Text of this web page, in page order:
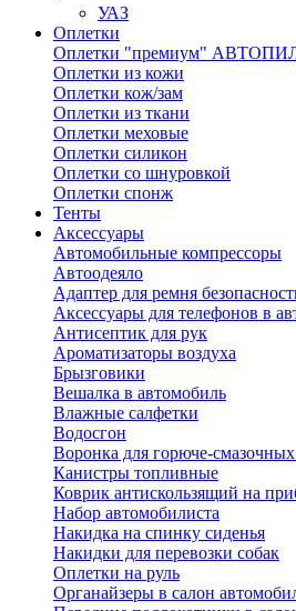
УАЗ
Оплетки
Оплетки "премиум"
Оплетки из кожи
Оплетки кож/зам
Оплетки из ткани
Оплетки меховые
Оплетки силикон
Оплетки со шнуровкой
Оплетки спонж
Тенты
Аксессуары
Автомобильные компрессоры
Автоодеяло
Адаптер для ремня
Аксессуары для телефонов в
Антисептик для рук
Ароматизаторы воздуха
Брызговики
Вешалка в автомобиль
Влажные салфетки
Водосгон
Воронка для горюче-
Канистры топливные
Коврик антискользящий на
Набор автомобилиста
Накидка на спинку сиденья
Накидки для перевозки собак
Оплетки на руль
Органайзеры в салон